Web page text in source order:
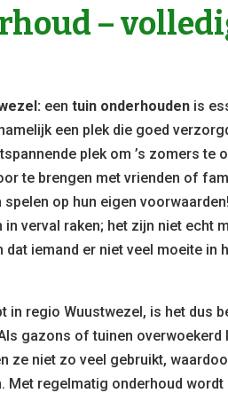
–
eentuin onderhouden is
een plek die goed
plek om ’s zomers te
te brengen met vrienden of
spelen op hun eigen
in verval raken; het zijn niet echt
dat iemand er niet veel moeite in
in regio Wuustwezel, is het dus
gazons of tuinen overwoekerd
ze niet zo veel gebruikt,
Met regelmatig onderhoud wordt